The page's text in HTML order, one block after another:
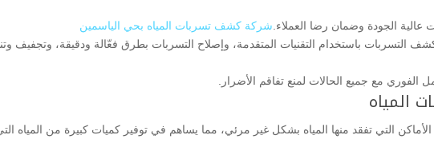
عالية الجودة وضمان رضا العملاء. شركة كشف تسربات المياه بحي الياسمين
التسربات باستخدام التقنيات المتقدمة، وإصلاح التسربات بطرق فعّالة ودقيقة، وتجفيف
مع جميع الحالات لمنع تفاقم الأضرار.
المياه
التي تفقد منها المياه بشكل غير مرئي، مما يساهم في توفير كميات كبيرة من المياه